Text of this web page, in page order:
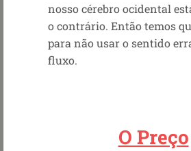
nosso cérebro ocidental
o contrário. Então temos
para não usar o sentido
fluxo.
O Preço